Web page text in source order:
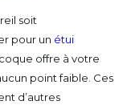
soit
pour un étui
offre à votre
point faible. Ces
d’autres